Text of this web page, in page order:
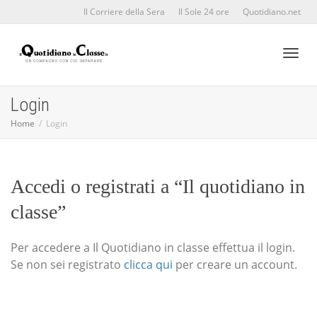
Il Corriere della Sera Il Sole 24 ore Quotidiano.net
Login
Home Login
Accedi o registrati a “Il quotidiano in
classe”
Per accedere a Il Quotidiano in classe effettua il login.
Se non sei registrato clicca qui per creare un account.